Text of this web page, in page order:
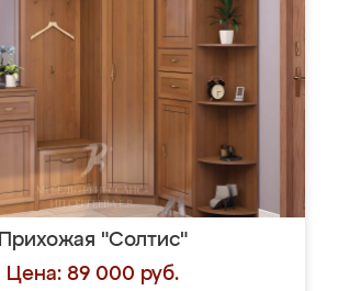
Прихожая "Солтис"
Цена: 89 000 руб.